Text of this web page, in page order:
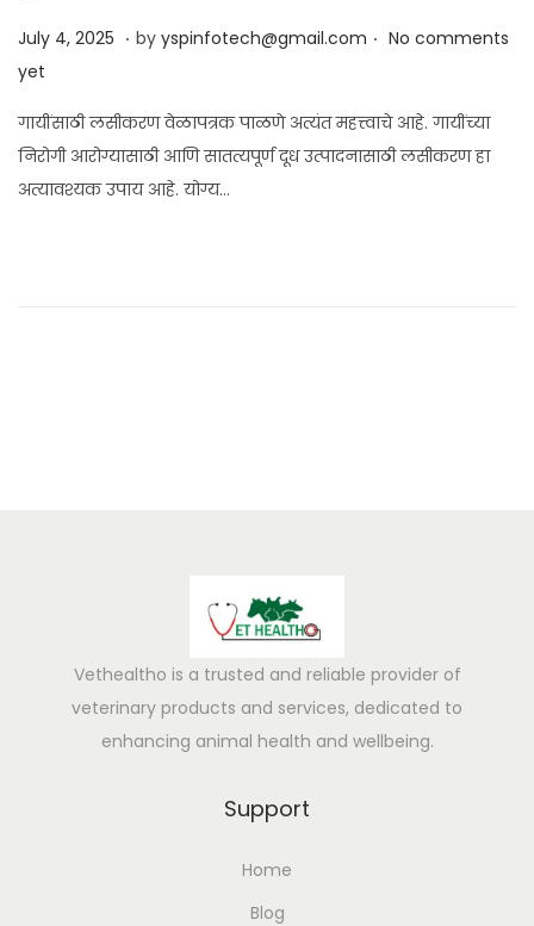
Posted on
July 4, 2025 J
y
4
. by yspinfotech@gmail.com . No comments
yet
गायींसाठी लसीकरण वेळापत्रक पाळणे अत्यंत महत्त्वाचे आहे. गायींच्या
निरोगी आरोग्यासाठी आणि सातत्यपूर्ण दूध उत्पादनासाठी लसीकरण हा
अत्यावश्यक उपाय आहे. योग्य…
Vethealtho is a trusted and reliable provider of
veterinary products and services, dedicated to
enhancing animal health and wellbeing.
Support
Home
Blog